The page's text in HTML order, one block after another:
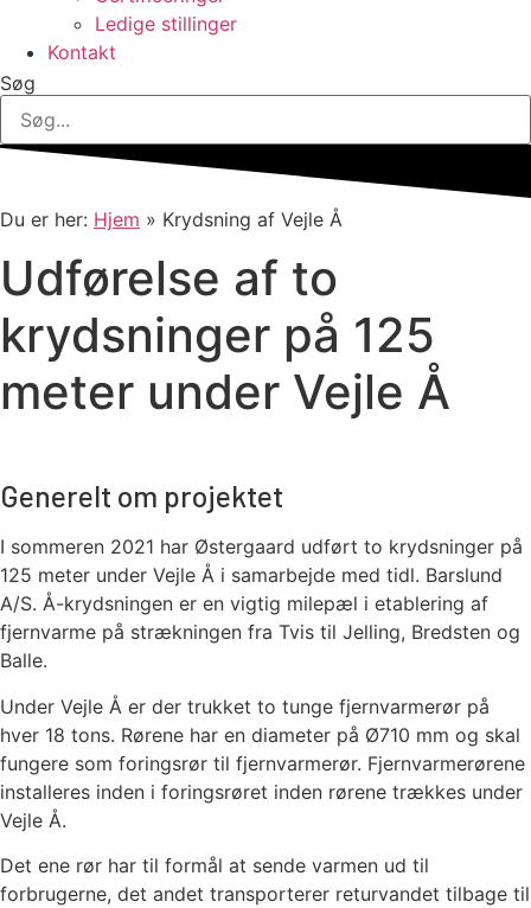
Ledige stillinger
Kontakt
Søg
Du er her: Hjem » Krydsning af Vejle Å
Udførelse af to
krydsninger på 125
meter under Vejle Å
Generelt om projektet
I sommeren 2021 har Østergaard udført to krydsninger på
125 meter under Vejle Å i samarbejde med tidl. Barslund
A/S. Å-krydsningen er en vigtig milepæl i etablering af
fjernvarme på strækningen fra Tvis til Jelling, Bredsten og
Balle.
Under Vejle Å er der trukket to tunge fjernvarmerør på
hver 18 tons. Rørene har en diameter på Ø710 mm og skal
fungere som foringsrør til fjernvarmerør. Fjernvarmerørene
installeres inden i foringsrøret inden rørene trækkes under
Vejle Å.
Det ene rør har til formål at sende varmen ud til
forbrugerne, det andet transporterer returvandet tilbage til